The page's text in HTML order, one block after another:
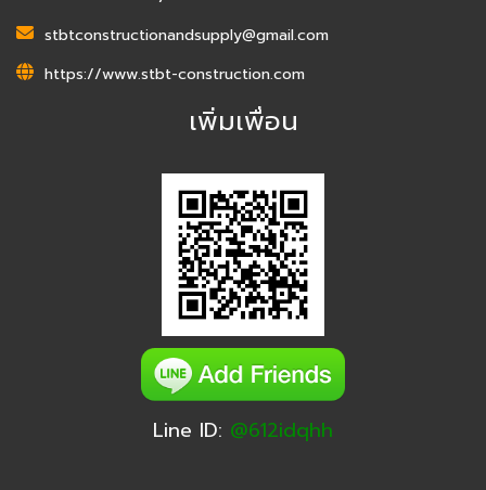
stbtconstructionandsupply@gmail.com
https://www.stbt-construction.com
เพิ่มเพื่อน
Line ID: @612idqhh